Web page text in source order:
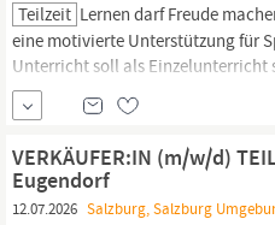
Teilzeit Lernen darf Freude
eine motivierte Unterstützung für
Unterricht soll als Einzelunterricht
bei Ihnen ist für uns beides gut
mit Begeisterung unterrichten und
erklären.
VERKÄUFER:IN (m/w/d)
Eugendorf
12.07.2026 Salzburg, Salzburg